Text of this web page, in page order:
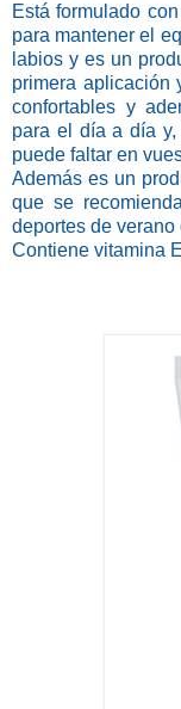
Está formulado con
para mantener el
labios y es un
primera aplicación
confortables y
para el día a día
puede faltar en
Además es un
que se
deportes de
Contiene vitamina